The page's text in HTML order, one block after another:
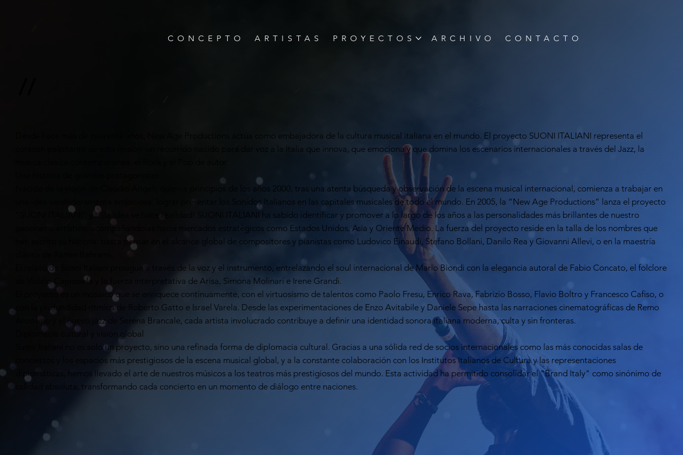
CONCEPTO ARTISTAS PROYECTOS ARCHIVO CONTACTO
Desde hace más de cuarenta años, New Age Productions actúa como embajadora de la cultura musical italiana en el mundo. El proyecto SUONI ITALIANI representa el
corazón palpitante de esta misión: un recorrido nacido para dar voz a la Italia que innova, que emociona y que domina los escenarios internacionales a través del Jazz, la
Nacido de la visión de Claudio Angeli, quien a principios de los años 2000, tras una atenta búsqueda y observación de la escena musical internacional, comienza a trabajar en
una idea verdaderamente ambiciosa: lograr presentar los Sonidos Italianos en las capitales musicales de todo el mundo. En 2005, la “New Age Productions” lanza el proyecto
“SUONI ITALIANI” y... ¡la idea se hace realidad! SUONI ITALIANI ha sabido identificar y promover a lo largo de los años a las personalidades más brillantes de nuestro
panorama artístico, acompañándolas hacia mercados estratégicos como Estados Unidos, Asia y Oriente Medio. La fuerza del proyecto reside en la talla de los nombres que
han escrito su historia: basta pensar en el alcance global de compositores y pianistas como Ludovico Einaudi, Stefano Bollani, Danilo Rea y Giovanni Allevi, o en la maestría
El relato de Suoni Italiani prosigue a través de la voz y el instrumento, entrelazando el soul internacional de Mario Biondi con la elegancia autoral de Fabio Concato, el folclore
de Vinicio Capossela y la fuerza interpretativa de Arisa, Simona Molinari e Irene Grandi.
El proyecto es un mosaico que se enriquece continuamente, con el virtuosismo de talentos como Paolo Fresu, Enrico Rava, Fabrizio Bosso, Flavio Boltro y Francesco Cafiso, o
con la profundidad rítmica de Roberto Gatto e Israel Varela. Desde las experimentaciones de Enzo Avitabile y Daniele Sepe hasta las narraciones cinematográficas de Remo
Anzovino y el nuevo jazz de Serena Brancale, cada artista involucrado contribuye a definir una identidad sonora italiana moderna, culta y sin fronteras.
Diplomacia cultural y visión global
Suoni Italiani no es solo un proyecto, sino una refinada forma de diplomacia cultural. Gracias a una sólida red de socios internacionales como las más conocidas salas de
conciertos y los espacios más prestigiosos de la escena musical global, y a la constante colaboración con los Institutos Italianos de Cultura y las representaciones
diplomáticas, hemos llevado el arte de nuestros músicos a los teatros más prestigiosos del mundo. Esta actividad ha permitido consolidar el "Brand Italy" como sinónimo de
calidad absoluta, transformando cada concierto en un momento de diálogo entre naciones.